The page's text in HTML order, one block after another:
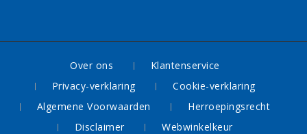
Over ons
Klantenservice
Privacy-verklaring
Cookie-verklaring
Algemene Voorwaarden
Herroepingsrecht
Disclaimer
Webwinkelkeur